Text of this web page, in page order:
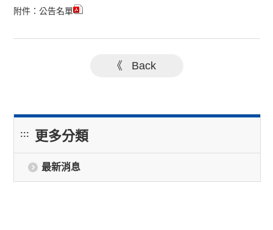
附件：公告名單
《 Back
::: 更多分類
最新消息